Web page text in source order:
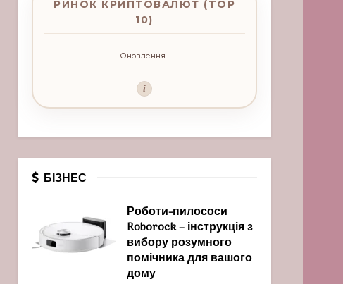
РИНОК КРИПТОВАЛЮТ (TOP
10)
Оновлення...
i
БІЗНЕС
Роботи-пилососи
Roborock – інструкція з
вибору розумного
помічника для вашого
дому